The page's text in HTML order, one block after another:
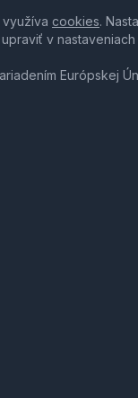
cookies.
v nastaveniach
Európskej